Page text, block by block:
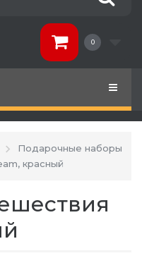
0
Подарочные наборы
красный